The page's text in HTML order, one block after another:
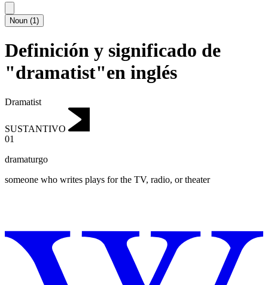
Noun (1)
Definición y significado de
"dramatist"en inglés
Dramatist
SUSTANTIVO
01
dramaturgo
someone who writes plays for the TV, radio, or theater